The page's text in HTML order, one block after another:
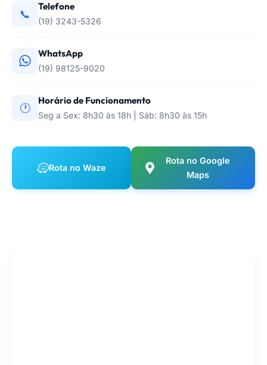
📞
Telefone
(19) 3243-5326
WhatsApp
(19) 98125-9020
🕐
Horário de Funcionamento
Seg a Sex: 8h30 às 18h | Sáb: 8h30 às 15h
Rota no Waze
Rota no Google
Maps